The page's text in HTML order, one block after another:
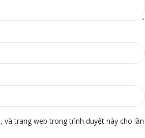
và trang web trong trình duyệt này cho lần